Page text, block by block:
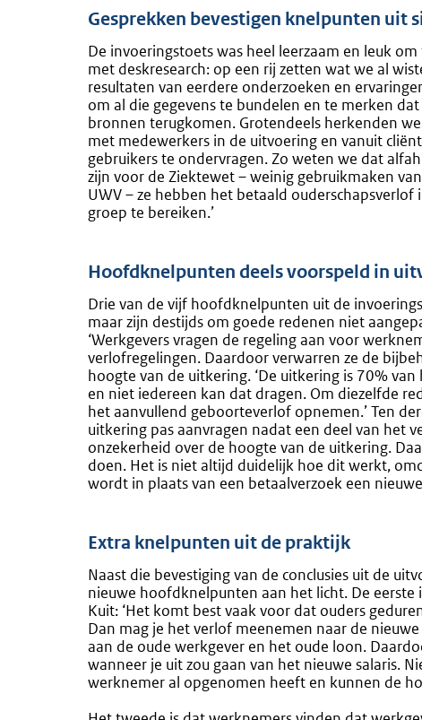
Gesprekken bevestigen knelpunten uit
De invoeringstoets was heel leerzaam en leuk
met deskresearch: op een rij zetten wat we al
resultaten van eerdere onderzoeken en
om al die gegevens te bundelen en te merken
bronnen terugkomen. Grotendeels herkenden
met medewerkers in de uitvoering en vanuit
gebruikers te ondervragen. Zo weten we dat
zijn voor de Ziektewet – weinig gebruikmaken
UWV – ze hebben het betaald
groep te bereiken.’
Hoofdknelpunten deels voorspeld in
Drie van de vijf hoofdknelpunten uit de
maar zijn destijds om goede redenen niet
‘Werkgevers vragen de regeling aan voor
verlofregelingen. Daardoor verwarren ze de
hoogte van de uitkering. ‘De uitkering is 70%
en niet iedereen kan dat dragen. Om diezelfde
het aanvullend geboorteverlof opnemen.’ Ten
uitkering pas aanvragen nadat een deel van het
onzekerheid over de hoogte van de uitkering.
doen. Het is niet altijd duidelijk hoe dit werkt,
wordt in plaats van een betaalverzoek een
Extra knelpunten uit de praktijk
Naast die bevestiging van de conclusies uit de
nieuwe hoofdknelpunten aan het licht. De
Kuit: ‘Het komt best vaak voor dat ouders
Dan mag je het verlof meenemen naar de
aan de oude werkgever en het oude loon.
wanneer je uit zou gaan van het nieuwe salaris.
werknemer al opgenomen heeft en kunnen de